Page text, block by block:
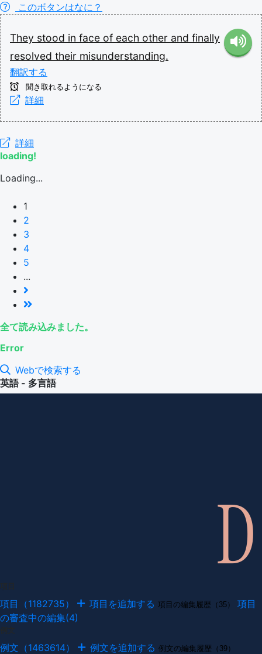
このボタンはなに？
They stood in face of each other and finally
resolved their misunderstanding.
翻訳する
聞き取れるようになる
詳細
詳細
loading!
Loading...
1
2
3
4
5
...
全て読み込みました。
Error
Webで検索する
英語 - 多言語
項目（1182735） 項目を追加する 項目の編集履歴（35）
項目
の審査中の編集(4)
例文（1463614） 例文を追加する 例文の編集履歴（39）